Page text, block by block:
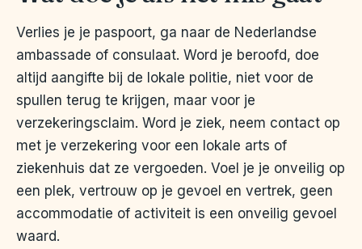
Verlies je je paspoort, ga naar de Nederlandse
ambassade of consulaat. Word je beroofd, doe
altijd aangifte bij de lokale politie, niet voor de
spullen terug te krijgen, maar voor je
verzekeringsclaim. Word je ziek, neem contact op
met je verzekering voor een lokale arts of
ziekenhuis dat ze vergoeden. Voel je je onveilig op
een plek, vertrouw op je gevoel en vertrek, geen
accommodatie of activiteit is een onveilig gevoel
waard.